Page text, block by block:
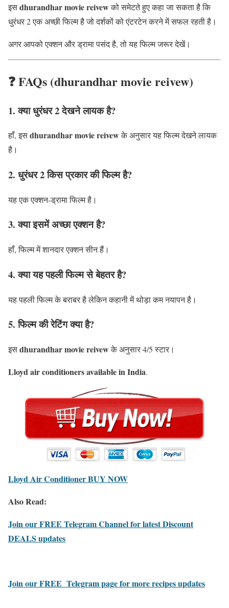
इसdhurandhar movie reivewको समेटते हुए कहा जा सकता है कि
धुरंधर 2 एक अच्छी फिल्म है जो दर्शकों को एंटरटेन करने में सफल रहती है।
अगर आपको एक्शन और ड्रामा पसंद है, तो यह फिल्म जरूर देखें।
❓ FAQs (dhurandhar movie reivew)
1. क्या धुरंधर 2 देखने लायक है?
हाँ, इसdhurandhar movie reivewके अनुसार यह फिल्म देखने लायक
है।
2. धुरंधर 2 किस प्रकार की फिल्म है?
यह एक एक्शन-ड्रामा फिल्म है।
3. क्या इसमें अच्छा एक्शन है?
हाँ, फिल्म में शानदार एक्शन सीन हैं।
4. क्या यह पहली फिल्म से बेहतर है?
यह पहली फिल्म के बराबर है लेकिन कहानी में थोड़ा कम नयापन है।
5. फिल्म की रेटिंग क्या है?
इसdhurandhar movie reivewके अनुसार 4/5 स्टार।
Lloyd air conditioners available in India.
Lloyd Air Conditioner BUY NOW
Also Read:
Join our FREE Telegram Channel for latest Discount
DEALS updates
Join our FREE Telegram page for more recipes updates